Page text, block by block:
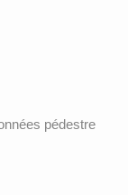
pédestre